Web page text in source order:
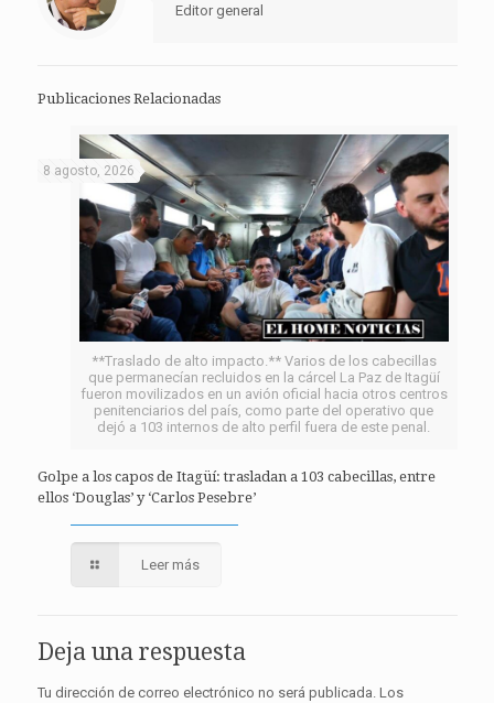
Editor general
Publicaciones Relacionadas
**Traslado de alto impacto.** Varios de los cabecillas
que permanecían recluidos en la cárcel La Paz de Itagüí
fueron movilizados en un avión oficial hacia otros centros
penitenciarios del país, como parte del operativo que
dejó a 103 internos de alto perfil fuera de este penal.
8 agosto, 2026
Golpe a los capos de Itagüí: trasladan a 103 cabecillas, entre
ellos ‘Douglas’ y ‘Carlos Pesebre’
Leer más
Deja una respuesta
Tu dirección de correo electrónico no será publicada. Los